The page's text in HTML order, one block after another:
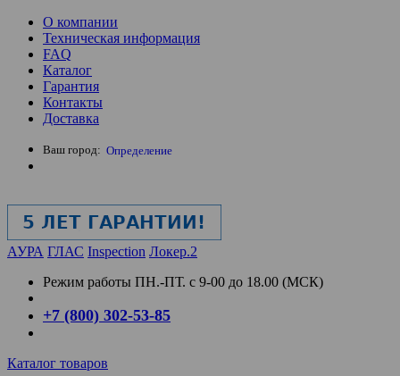
О компании
Техническая информация
FAQ
Каталог
Гарантия
Контакты
Доставка
Ваш город: Определение
АУРА ГЛАС Inspection Локер.2
Режим работы ПН.-ПТ. с 9-00 до 18.00 (МСК)
+7 (800) 302-53-85
Каталог товаров